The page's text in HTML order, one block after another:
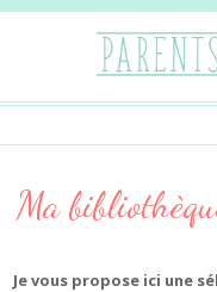
Ma
Je vous propose ici une